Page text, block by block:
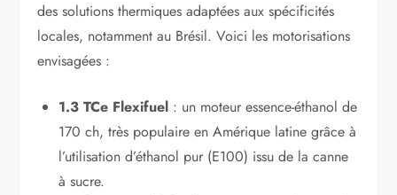
des solutions thermiques adaptées aux spécificités
locales, notamment au Brésil. Voici les motorisations
envisagées :
1.3 TCe Flexifuel : un moteur essence-éthanol de
170 ch, très populaire en Amérique latine grâce à
l’utilisation d’éthanol pur (E100) issu de la canne
à sucre.